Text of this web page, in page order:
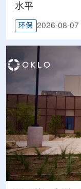
水平
环保 2026-08-07